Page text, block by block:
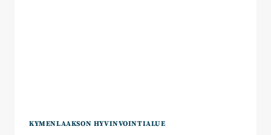
KYMENLAAKSON HYVINVOINTIALUE